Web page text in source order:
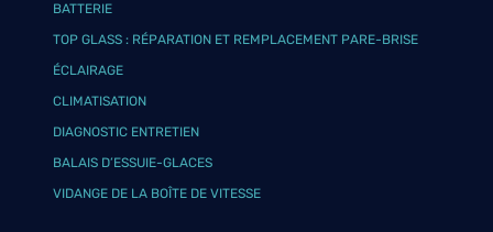
BATTERIE
TOP GLASS : RÉPARATION ET REMPLACEMENT PARE-BRISE
ÉCLAIRAGE
CLIMATISATION
DIAGNOSTIC ENTRETIEN
BALAIS D’ESSUIE-GLACES
VIDANGE DE LA BOÎTE DE VITESSE